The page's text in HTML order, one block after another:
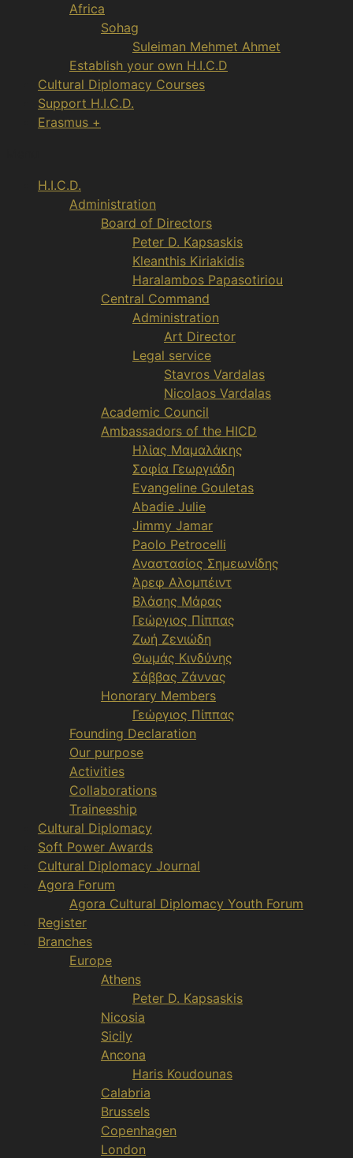
Africa
Sohag
Suleiman Mehmet Ahmet
Establish your own H.I.C.D
Cultural Diplomacy Courses
Support H.I.C.D.
Erasmus +
H.I.C.D.
Administration
Board of Directors
Peter D. Kapsaskis
Kleanthis Kiriakidis
Haralambos Papasotiriou
Central Command
Administration
Art Director
Legal service
Stavros Vardalas
Nicolaos Vardalas
Academic Council
Ambassadors of the HICD
Ηλίας Μαμαλάκης
Σοφία Γεωργιάδη
Evangeline Gouletas
Abadie Julie
Jimmy Jamar
Paolo Petrocelli
Αναστασίος Σημεωνίδης
Άρεφ Αλομπέιντ
Βλάσης Μάρας
Γεώργιος Πίππας
Ζωή Ζενιώδη
Θωμάς Κινδύνης
Σάββας Ζάννας
Honorary Members
Γεώργιος Πίππας
Founding Declaration
Our purpose
Activities
Collaborations
Traineeship
Cultural Diplomacy
Soft Power Awards
Cultural Diplomacy Journal
Agora Forum
Agora Cultural Diplomacy Youth Forum
Register
Branches
Europe
Athens
Peter D. Kapsaskis
Nicosia
Sicily
Ancona
Haris Koudounas
Calabria
Brussels
Copenhagen
London